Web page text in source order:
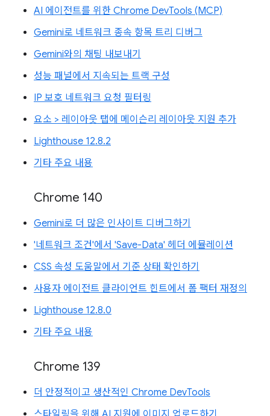
AI 에이전트를 위한 Chrome DevTools (MCP)
Gemini로 네트워크 종속 항목 트리 디버그
Gemini와의 채팅 내보내기
성능 패널에서 지속되는 트랙 구성
IP 보호 네트워크 요청 필터링
요소 > 레이아웃 탭에 메이슨리 레이아웃 지원 추가
Lighthouse 12.8.2
기타 주요 내용
Chrome 140
Gemini로 더 많은 인사이트 디버그하기
'네트워크 조건'에서 'Save-Data' 헤더 에뮬레이션
CSS 속성 도움말에서 기준 상태 확인하기
사용자 에이전트 클라이언트 힌트에서 폼 팩터 재정의
Lighthouse 12.8.0
기타 주요 내용
Chrome 139
더 안정적이고 생산적인 Chrome DevTools